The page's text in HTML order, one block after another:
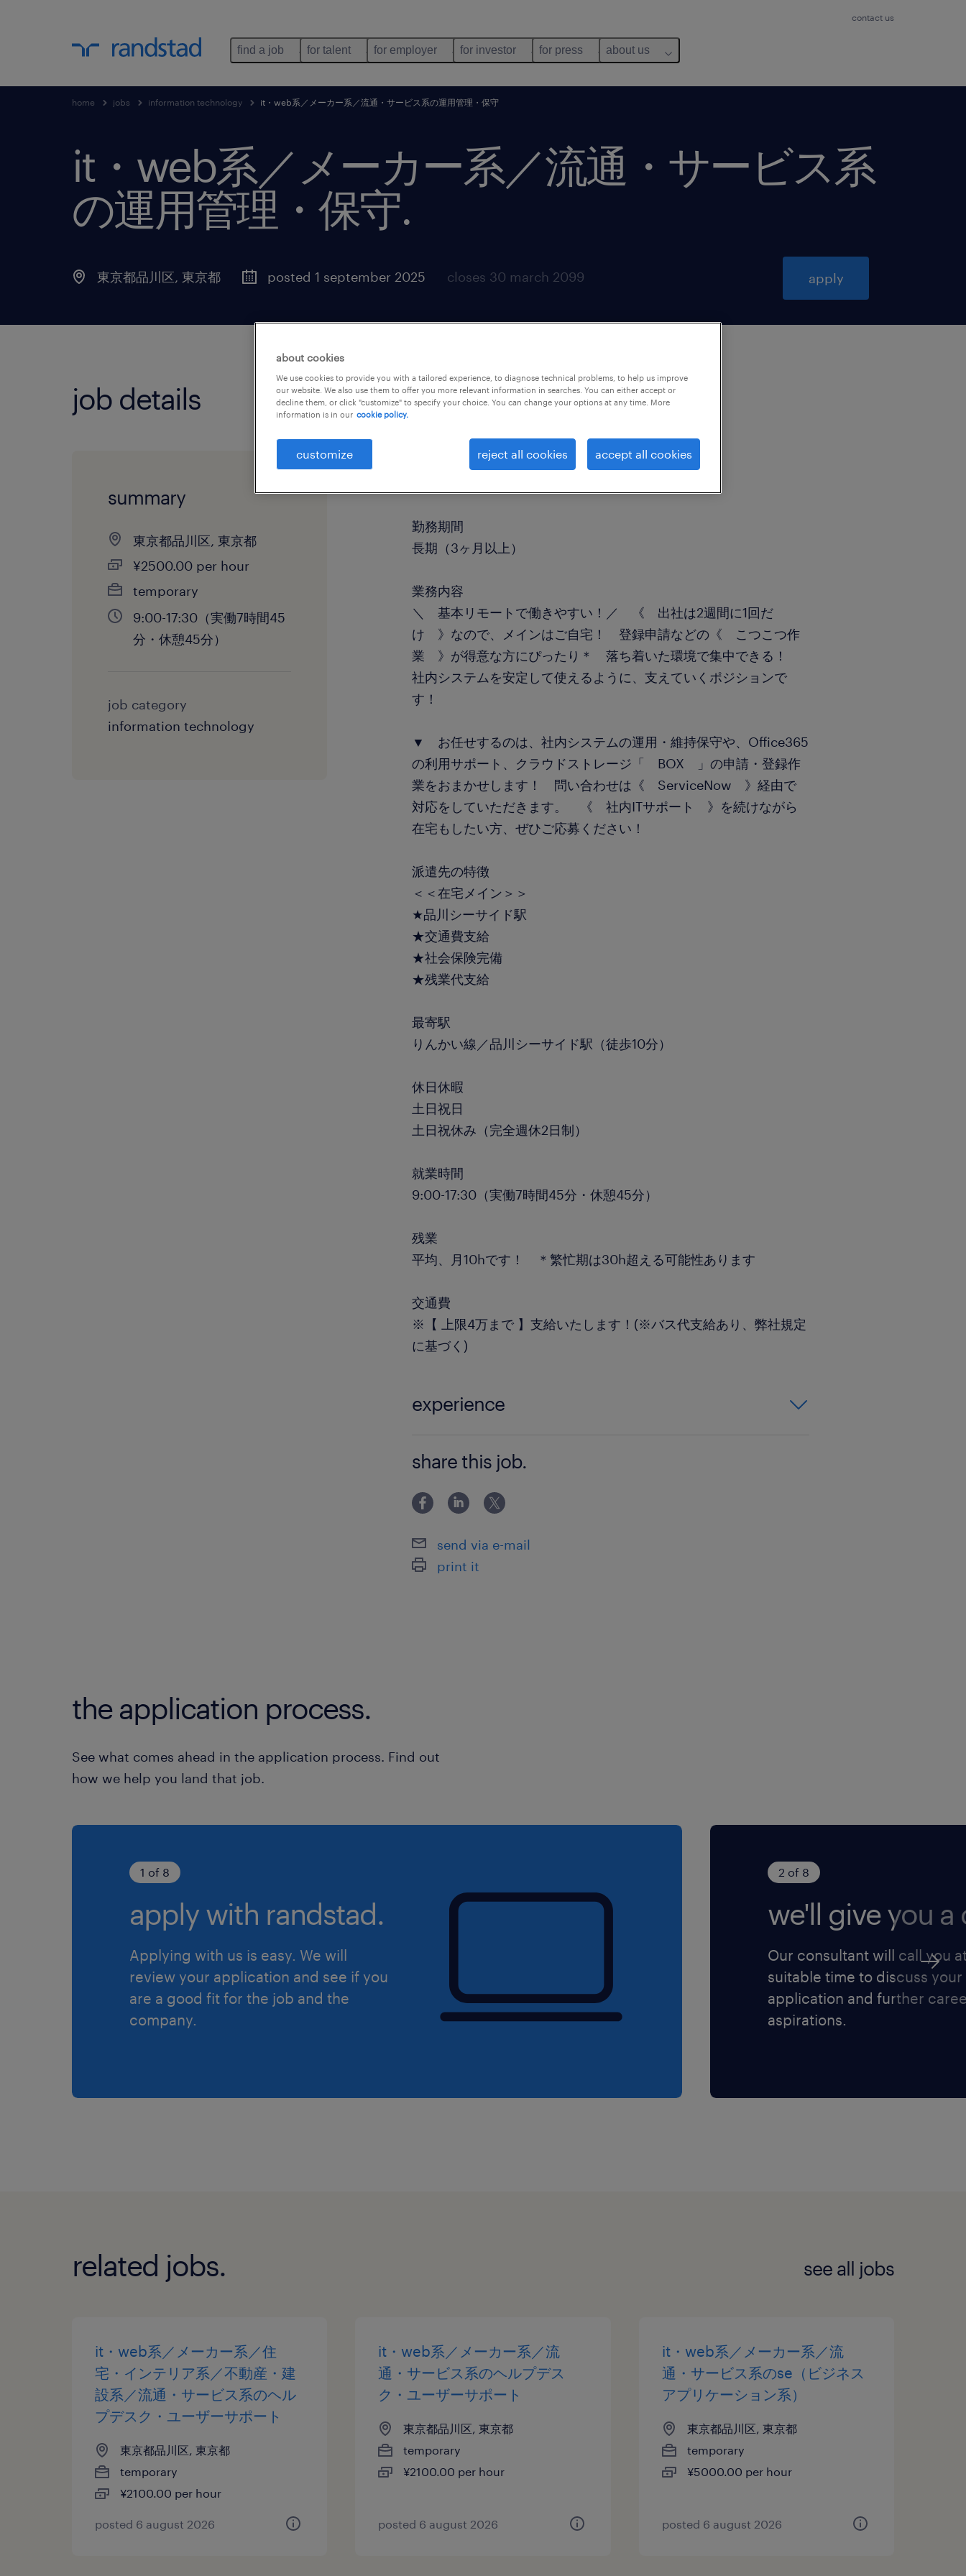
contact us
find a job for talent for employer for investor for press about us
home jobs information technology it・web系／メーカー系／流通・サービス系の運用管理・保守
it・web系／メーカー系／流通・サービス系
の運用管理・保守.
東京都品川区, 東京都 posted 1 september 2025 closes 30 march 2099 apply
job details
summary
東京都品川区, 東京都
¥2500.00 per hour
temporary
9:00-17:30（実働7時間45
分・休憩45分）
job category
information technology
勤務期間
長期（3ヶ月以上）
業務内容
＼ 基本リモートで働きやすい！／ 《 出社は2週間に1回だ
け 》なので、メインはご自宅！ 登録申請などの《 こつこつ作
業 》が得意な方にぴったり＊ 落ち着いた環境で集中できる！
社内システムを安定して使えるように、支えていくポジションで
す！
▼ お任せするのは、社内システムの運用・維持保守や、Office365
の利用サポート、クラウドストレージ「 BOX 」の申請・登録作
業をおまかせします！ 問い合わせは《 ServiceNow 》経由で
対応をしていただきます。 《 社内ITサポート 》を続けながら
在宅もしたい方、ぜひご応募ください！
派遣先の特徴
＜＜在宅メイン＞＞
★品川シーサイド駅
★交通費支給
★社会保険完備
★残業代支給
最寄駅
りんかい線／品川シーサイド駅（徒歩10分）
休日休暇
土日祝日
土日祝休み（完全週休2日制）
就業時間
9:00-17:30（実働7時間45分・休憩45分）
残業
平均、月10hです！ ＊繁忙期は30h超える可能性あります
交通費
※【 上限4万まで 】支給いたします！(※バス代支給あり、弊社規定
に基づく)
experience
（Excel,Wordなど）の基礎的な操作ができる方
share this job.
send via e-mail
print it
the application process.
See what comes ahead in the application process. Find out
how we help you land that job.
1 of 8
apply with randstad.
Applying with us is easy. We will
review your application and see if you
are a good fit for the job and the
company.
2 of 8
we'll give you a
Our consultant will call you
suitable time to discuss your
application and further
aspirations.
related jobs. see all jobs
it・web系／メーカー系／住
宅・インテリア系／不動産・建
設系／流通・サービス系のヘル
プデスク・ユーザーサポート
東京都品川区, 東京都
temporary
¥2100.00 per hour
posted 6 august 2026
it・web系／メーカー系／流
通・サービス系のヘルプデス
ク・ユーザーサポート
東京都品川区, 東京都
temporary
¥2100.00 per hour
posted 6 august 2026
it・web系／メーカー系／流
通・サービス系のse（ビジネス
アプリケーション系）
東京都品川区, 東京都
temporary
¥5000.00 per hour
posted 6 august 2026
about cookies
We use cookies to provide you with a tailored experience, to diagnose technical problems, to help us improve
our website. We also use them to offer you more relevant information in searches. You can either accept or
decline them, or click "customize" to specify your choice. You can change your options at any time. More
information is in our cookie policy.
customize reject all cookies accept all cookies